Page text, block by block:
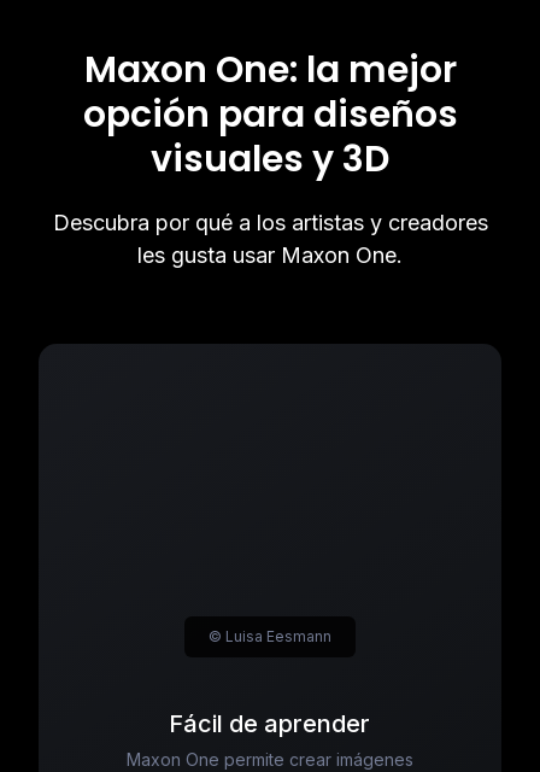
Maxon One: la mejor
opción para diseños
visuales y 3D
Descubra por qué a los artistas y creadores
les gusta usar Maxon One.
Fácil de aprender
Maxon One permite crear imágenes
© Luisa Eesmann